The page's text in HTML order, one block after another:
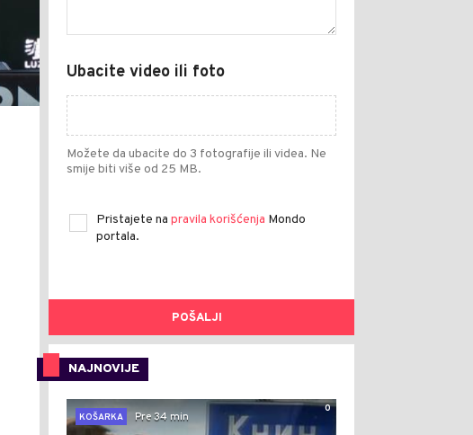
Ubacite video ili foto
Možete da ubacite do 3 fotografije ili videa. Ne
smije biti više od 25 MB.
Pristajete na pravila korišćenja Mondo
portala.
POŠALJI
NAJNOVIJE
0
KOŠARKA
Pre 34 min